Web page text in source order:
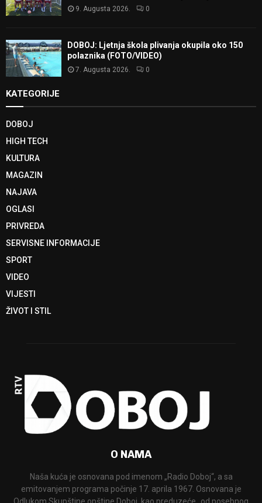
9. Augusta 2026. 0
DOBOJ: Ljetnja škola plivanja okupila oko 150
polaznika (FOTO/VIDEO)
7. Augusta 2026. 0
KATEGORIJE
DOBOJ
HIGH TECH
KULTURA
MAGAZIN
NAJAVA
OGLASI
PRIVREDA
SERVISNE INFORMACIJE
SPORT
VIDEO
VIJESTI
ŽIVOT I STIL
O NAMA
Naša kuća je osnovana pod imenom „Radio Doboj“, a sa
emitovanjem programa počinje 17. aprila 1967. Osnovana je